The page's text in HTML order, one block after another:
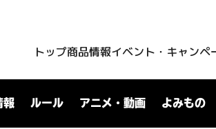
トップ商品情報イベント・キャンペ
報 ルール アニメ・動画 よみもの